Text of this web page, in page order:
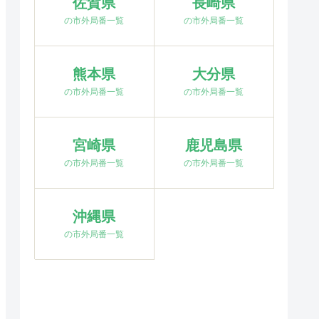
佐賀県
の市外局番一覧
長崎県
の市外局番一覧
熊本県
の市外局番一覧
大分県
の市外局番一覧
宮崎県
の市外局番一覧
鹿児島県
の市外局番一覧
沖縄県
の市外局番一覧